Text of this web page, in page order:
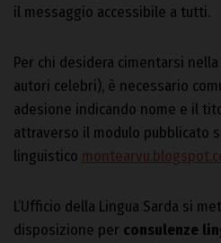
il messaggio accessibile a tutti.
Per chi desidera cimentarsi
autori celebri), è necessario
adesione indicando nome e il
attraverso il modulo pubblicato
linguistico
L’Ufficio della Lingua Sarda si
disposizione per consulenze